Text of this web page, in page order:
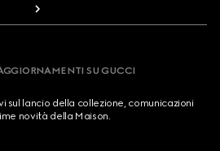
SU GUCCI
sul lancio della collezione, comunicazioni
novità della Maison.